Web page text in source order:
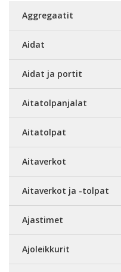
Aggregaatit
Aidat
Aidat ja portit
Aitatolpanjalat
Aitatolpat
Aitaverkot
Aitaverkot ja -tolpat
Ajastimet
Ajoleikkurit